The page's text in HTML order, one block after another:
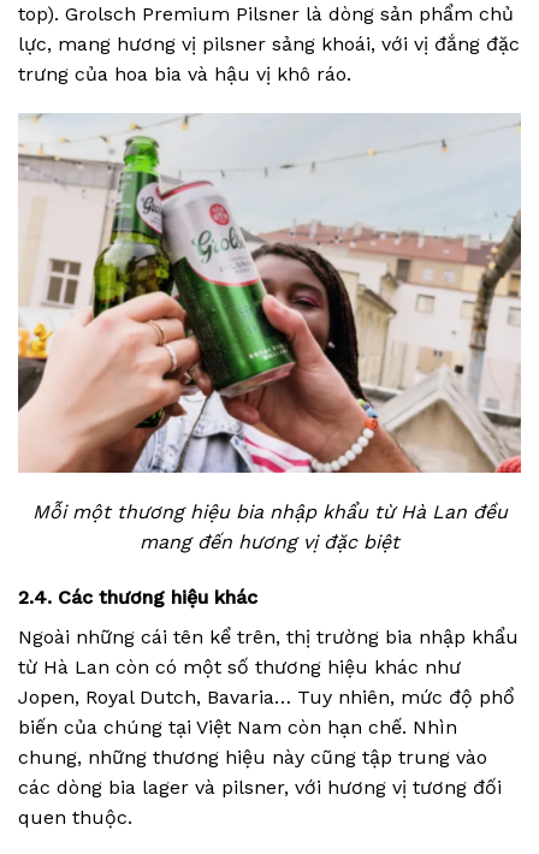
top). Grolsch Premium Pilsner là dòng sản phẩm chủ
lực, mang hương vị pilsner sảng khoái, với vị đắng đặc
trưng của hoa bia và hậu vị khô ráo.
Mỗi một thương hiệu bia nhập khẩu từ Hà Lan đều
mang đến hương vị đặc biệt
2.4. Các thương hiệu khác
Ngoài những cái tên kể trên, thị trường bia nhập khẩu
từ Hà Lan còn có một số thương hiệu khác như
Jopen, Royal Dutch, Bavaria… Tuy nhiên, mức độ phổ
biến của chúng tại Việt Nam còn hạn chế. Nhìn
chung, những thương hiệu này cũng tập trung vào
các dòng bia lager và pilsner, với hương vị tương đối
quen thuộc.